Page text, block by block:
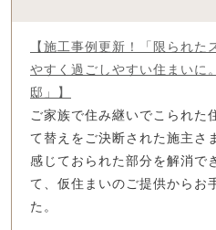
【施工事例更新！「限られ
やすく過ごしやすい住まいに
邸」】
ご家族で住み継いでこられた
て替えをご決断された施主さ
感じておられた部分を解消で
て、仮住まいのご提供からお
た。